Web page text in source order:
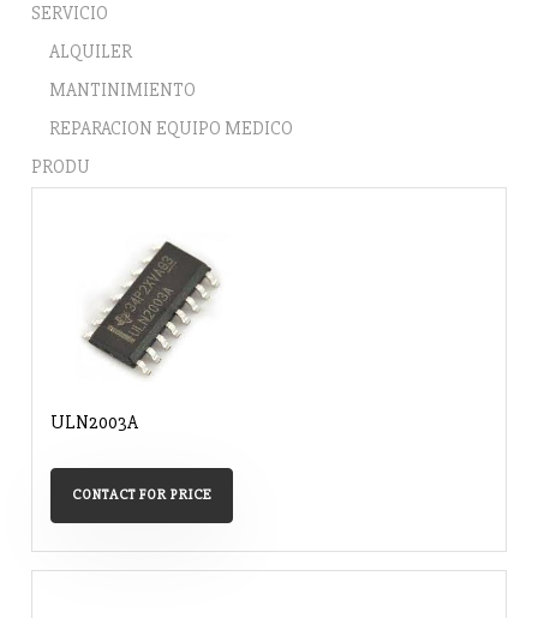
SERVICIO
ALQUILER
MANTINIMIENTO
REPARACION EQUIPO MEDICO
PRODU
ULN2003A
CONTACT FOR PRICE